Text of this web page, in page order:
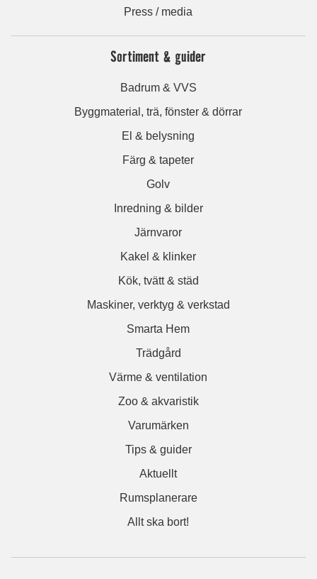
Press / media
Sortiment & guider
Badrum & VVS
Byggmaterial, trä, fönster & dörrar
El & belysning
Färg & tapeter
Golv
Inredning & bilder
Järnvaror
Kakel & klinker
Kök, tvätt & städ
Maskiner, verktyg & verkstad
Smarta Hem
Trädgård
Värme & ventilation
Zoo & akvaristik
Varumärken
Tips & guider
Aktuellt
Rumsplanerare
Allt ska bort!